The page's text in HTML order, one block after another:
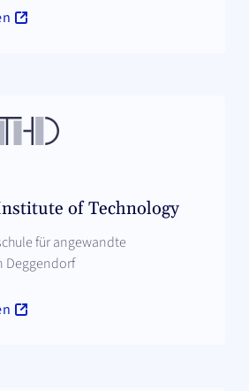
of Technology
für angewandte
Deggendorf